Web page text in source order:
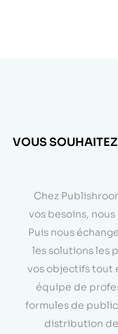
VOUS
Chez
vos besoins,
Puis nous
les solutions les
vos objectifs tout
équipe de
formules de
distribution